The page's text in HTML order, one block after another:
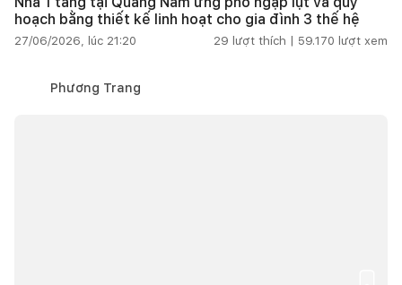
hoạch bằng thiết kế linh hoạt cho gia đình 3 thế hệ
27/06/2026, lúc 21:20 29 lượt thích | 59.170 lượt xem
Phương Trang